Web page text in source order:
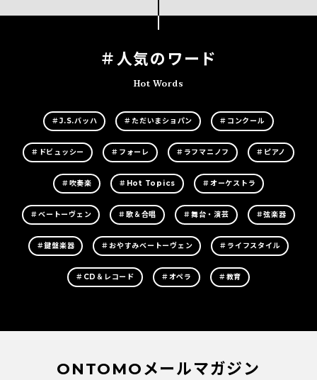
＃人気のワード
Hot Words
＃J.S.バッハ ＃ただいまショパン ＃コンクール
＃ドビュッシー ＃フォーレ ＃ラフマニノフ ＃ピアノ
＃吹奏楽 ＃Hot Topics ＃オーケストラ
＃ベートーヴェン ＃歌＆合唱 ＃舞台・演芸 ＃弦楽器
＃鍵盤楽器 ＃おやすみベートーヴェン ＃ライフスタイル
＃CD＆レコード ＃オペラ ＃教育
ONTOMOメールマガジン